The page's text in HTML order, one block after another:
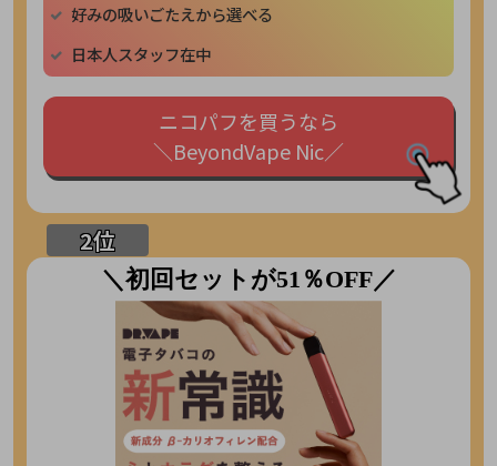
好みの吸いごたえから選べる
日本人スタッフ在中
ニコパフを買うなら
＼BeyondVape Nic／
＼初回セットが51％OFF／